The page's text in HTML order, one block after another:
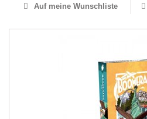
Auf meine Wunschliste